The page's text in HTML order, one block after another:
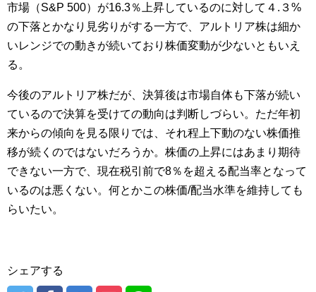
市場（S&P 500）が16.3％上昇しているのに対して４.３%
の下落とかなり見劣りがする一方で、アルトリア株は細か
いレンジでの動きが続いており株価変動が少ないともいえ
る。
今後のアルトリア株だが、決算後は市場自体も下落が続い
ているので決算を受けての動向は判断しづらい。ただ年初
来からの傾向を見る限りでは、それ程上下動のない株価推
移が続くのではないだろうか。株価の上昇にはあまり期待
できない一方で、現在税引前で8％を超える配当率となって
いるのは悪くない。何とかこの株価/配当水準を維持しても
らいたい。
シェアする